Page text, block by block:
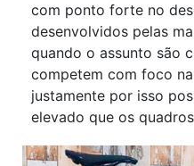
com ponto forte no
desenvolvidos pelas
quando o assunto são
competem com foco
justamente por isso
elevado que os